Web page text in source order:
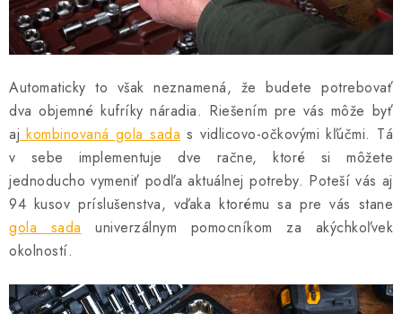
Automaticky to však neznamená, že budete potrebovať
dva objemné kufríky náradia. Riešením pre vás môže byť
aj kombinovaná gola sada s vidlicovo-očkovými kľúčmi. Tá
v sebe implementuje dve račne, ktoré si môžete
jednoducho vymeniť podľa aktuálnej potreby. Poteší vás aj
94 kusov príslušenstva, vďaka ktorému sa pre vás stane
gola sada univerzálnym pomocníkom za akýchkoľvek
okolností.